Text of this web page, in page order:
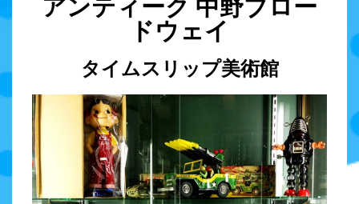
アンティーク 中野ブロー
ドウェイ
タイムスリップ美術館